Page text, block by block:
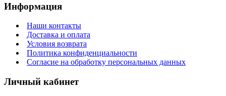
Информация
Наши контакты
Доставка и оплата
Условия возврата
Политика конфиденциальности
Согласие на обработку персональных данных
Личный кабинет